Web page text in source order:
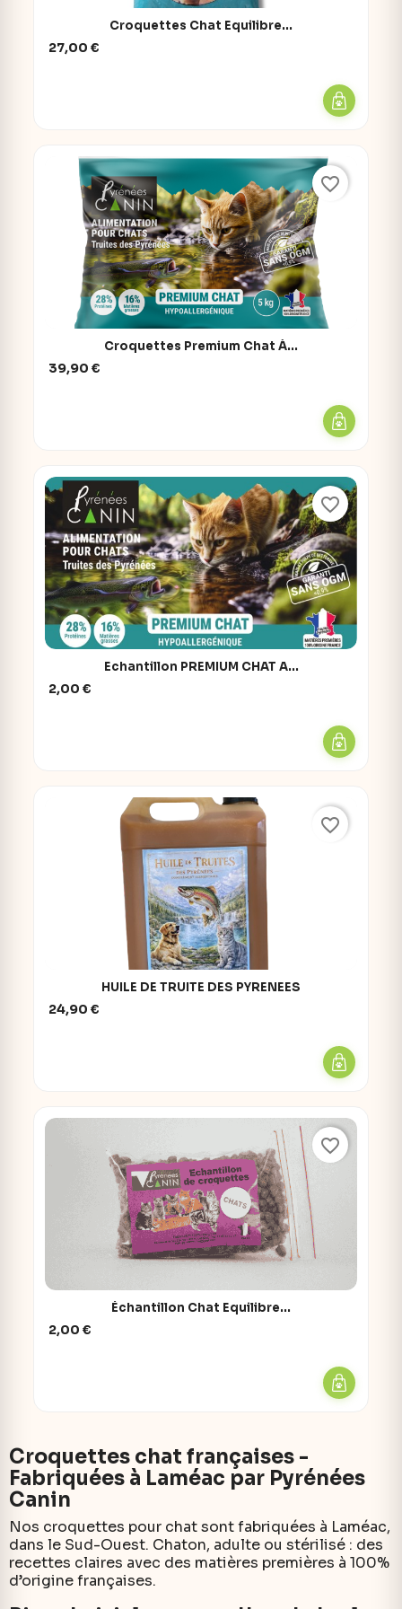
Croquettes Chat Equilibre...
27,00 €
Croquettes Premium Chat À...
39,90 €
favorite_border
Echantillon PREMIUM CHAT A...
2,00 €
favorite_border
HUILE DE TRUITE DES PYRENEES
24,90 €
favorite_border
Échantillon Chat Equilibre...
2,00 €
favorite_border
Croquettes chat françaises -
Fabriquées à Laméac par Pyrénées
Canin
Nos croquettes pour chat sont fabriquées à Laméac,
dans le Sud-Ouest. Chaton, adulte ou stérilisé : des
recettes claires avec des matières premières à 100%
d’origine françaises.